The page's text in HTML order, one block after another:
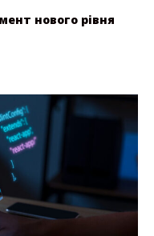
нового рівня